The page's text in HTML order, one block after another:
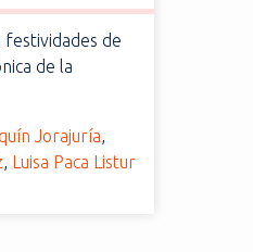
de
de la
Jorajuría,
, Luisa Paca Listur